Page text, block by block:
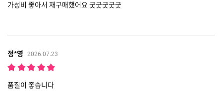
가성비 좋아서 재구매했어요 굿굿굿굿굿
정*영 2026.07.23
품질이 좋습니다